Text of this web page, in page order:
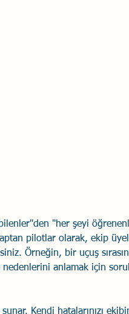
"her şeyi
pilotlar olarak, ekip
Örneğin, bir uçuş
nedenlerini anlamak için
Kendi hatalarınızı